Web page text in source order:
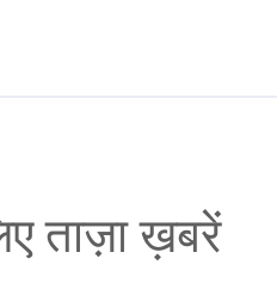
ताज़ा ख़बरें